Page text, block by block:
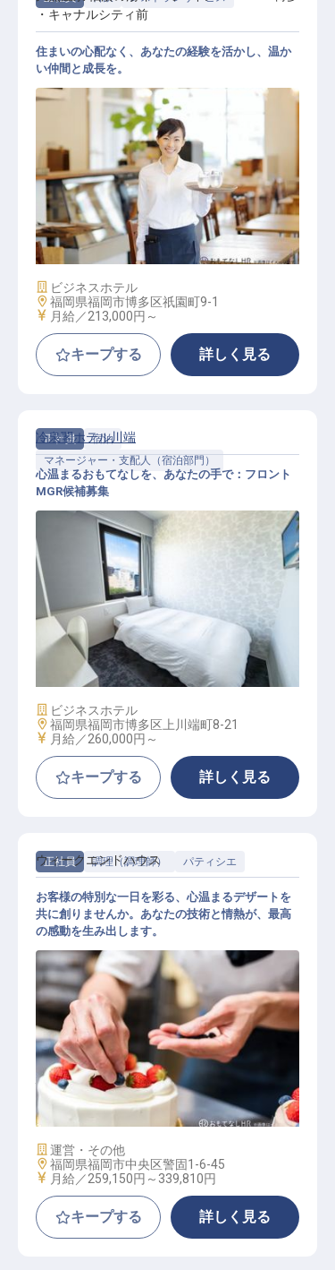
レストランサービス
・キャナルシティ前
住まいの心配なく、あなたの経験を活かし、温か
い仲間と成長を。
施設業態
ビジネスホテル
勤務地
福岡県福岡市博多区祇園町9-1
給与
月給／213,000円～
キープする 詳しく見る
正社員
宿泊
マネージャー・支配人（宿泊部門）
フロントスタッフMGR候補
冷泉閣ホテル川端
心温まるおもてなしを、あなたの手で：フロント
MGR候補募集
施設業態
ビジネスホテル
勤務地
福岡県福岡市博多区上川端町8-21
給与
月給／260,000円～
キープする 詳しく見る
正社員 調理（調理師） パティシエ
パティシエ
ウィークエンドハウス
お客様の特別な一日を彩る、心温まるデザートを
共に創りませんか。あなたの技術と情熱が、最高
の感動を生み出します。
施設業態
運営・その他
勤務地
福岡県福岡市中央区警固1-6-45
給与
月給／259,150円～ 339,810円
キープする 詳しく見る